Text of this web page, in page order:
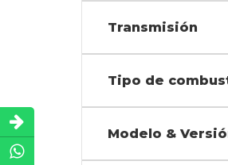
Transmisión
Tipo de
Modelo &